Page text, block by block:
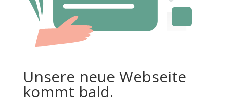
Unsere neue Webseite
kommt bald.